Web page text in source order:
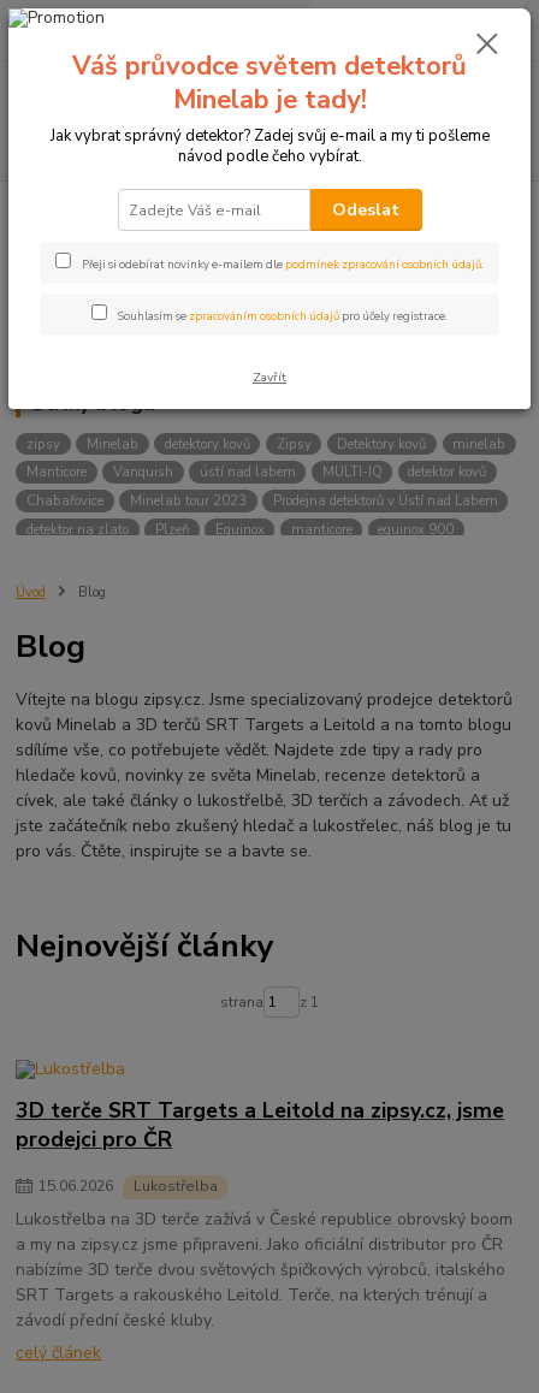
Hledat
+420774877333
0 Kč
Kategorie blogu
Detektory
Lukostřelba
Štítky blogu
zipsy Minelab detektory kovů Zipsy Detektory kovů
minelab
Manticore
Vanquish ústí nad labem MULTI-IQ
detektor kovů
Chabařovice
Minelab tour 2023
Prodejna detektorů v Ústí nad Labem
detektor na zlato
Plzeň Equinox manticore
equinox 900
Sraz detektorářů
ÚSTÍ NAD LABEM
Jídlo na cesty
Mníšek u Liberece Karlovy Vary
Equinox 900
Soutěž o detektor
Severní Čechy
hledání pokladů
technologie Multi IQ
Úvod Blog
Blog
Vítejte na blogu zipsy.cz. Jsme specializovaný prodejce detektorů
kovů Minelab a 3D terčů SRT Targets a Leitold a na tomto blogu
sdílíme vše, co potřebujete vědět. Najdete zde tipy a rady pro
hledače kovů, novinky ze světa Minelab, recenze detektorů a
cívek, ale také články o lukostřelbě, 3D terčích a závodech. Ať už
jste začátečník nebo zkušený hledač a lukostřelec, náš blog je tu
pro vás. Čtěte, inspirujte se a bavte se.
Nejnovější články
strana z 1
3D terče SRT Targets a Leitold na zipsy.cz, jsme
prodejci pro ČR
15.06.2026 Lukostřelba
Lukostřelba na 3D terče zažívá v České republice obrovský boom
a my na zipsy.cz jsme připraveni. Jako oficiální distributor pro ČR
nabízíme 3D terče dvou světových špičkových výrobců, italského
SRT Targets a rakouského Leitold. Terče, na kterých trénují a
závodí přední české kluby.
celý článek
Váš průvodce světem detektorů
Minelab je tady!
Jak vybrat správný detektor? Zadej svůj e-mail a my ti pošleme
návod podle čeho vybírat.
Odeslat
Přeji si odebírat novinky e-mailem dle podmínek zpracování osobních údajů.
Souhlasím se zpracováním osobních údajů pro účely registrace.
Zavřít